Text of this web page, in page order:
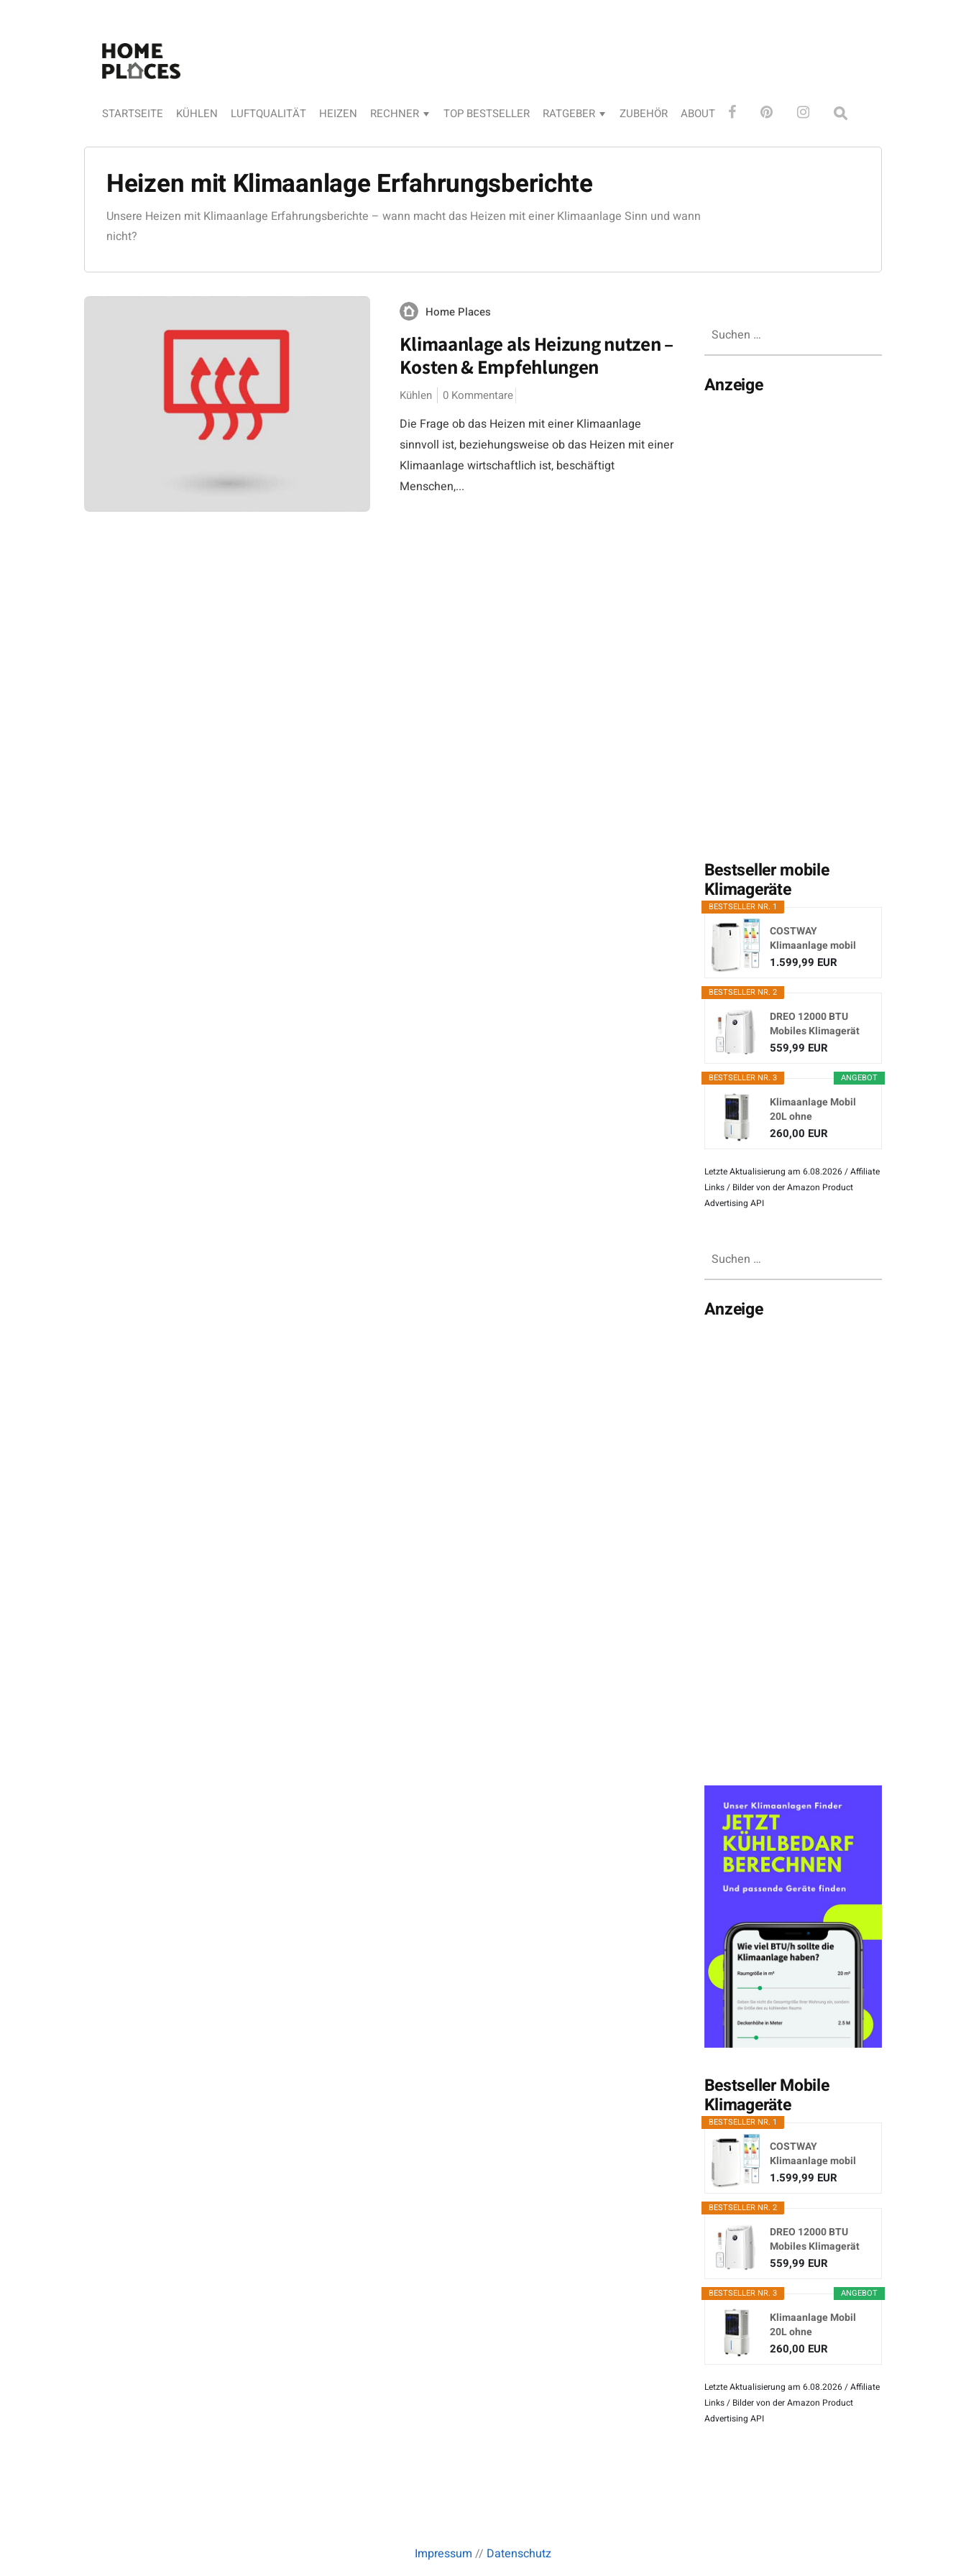
STARTSEITE KÜHLEN LUFTQUALITÄT HEIZEN RECHNER TOP BESTSELLER RATGEBER ZUBEHÖR ABOUT
Heizen mit Klimaanlage Erfahrungsberichte
Unsere Heizen mit Klimaanlage Erfahrungsberichte – wann macht das Heizen mit einer Klimaanlage Sinn und wann
nicht?
Home Places
Klimaanlage als Heizung nutzen –
Kosten & Empfehlungen
Kühlen 0 Kommentare
Die Frage ob das Heizen mit einer Klimaanlage
sinnvoll ist, beziehungsweise ob das Heizen mit einer
Klimaanlage wirtschaftlich ist, beschäftigt
Menschen,...
nach:
Anzeige
Bestseller mobile
Klimageräte
BESTSELLER NR. 1
COSTWAY
Klimaanlage mobil
16000BTU,
1.599,99 EUR
BESTSELLER NR. 2
DREO 12000 BTU
Mobiles Klimagerät
(3-in...
559,99 EUR
ANGEBOT
BESTSELLER NR. 3
Klimaanlage Mobil
20L ohne
Abluftschlauch
260,00 EUR
Letzte Aktualisierung am 6.08.2026 / Affiliate
Links / Bilder von der Amazon Product
Advertising API
nach:
Anzeige
Bestseller Mobile
Klimageräte
BESTSELLER NR. 1
COSTWAY
Klimaanlage mobil
16000BTU,
1.599,99 EUR
BESTSELLER NR. 2
DREO 12000 BTU
Mobiles Klimagerät
(3-in...
559,99 EUR
ANGEBOT
BESTSELLER NR. 3
Klimaanlage Mobil
20L ohne
Abluftschlauch
260,00 EUR
Letzte Aktualisierung am 6.08.2026 / Affiliate
Links / Bilder von der Amazon Product
Advertising API
Impressum // Datenschutz